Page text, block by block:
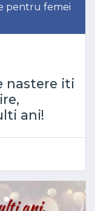
pentru femei
nastere iti
ani!